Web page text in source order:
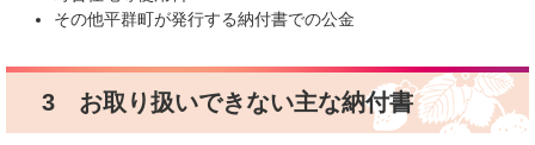
その他平群町が発行する納付書での公金
3 お取り扱いできない主な納付書